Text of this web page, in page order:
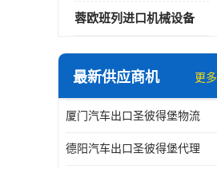
蓉欧班列进口机械设备
最新供应商机 更多
厦门汽车出口圣彼得堡物流
德阳汽车出口圣彼得堡代理